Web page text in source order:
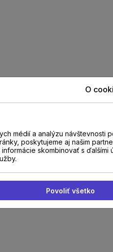
O
médií a analýzu návštevnosti
poskytujeme aj našim
skombinovať s ďalšími
Povoliť všetko